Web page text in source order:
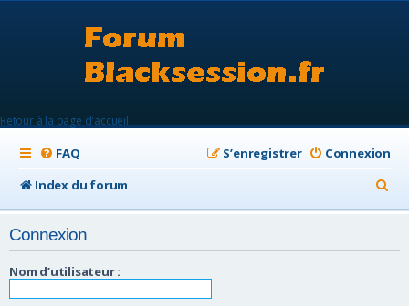
Retour à la page d'accueil
FAQ Connexion
S’enregistrer
Index du forum
e
Connexion
Nom d’utilisateur :